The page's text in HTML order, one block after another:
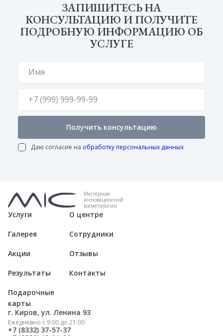
ЗАПИШИТЕСЬ НА
КОНСУЛЬТАЦИЮ И ПОЛУЧИТЕ
ПОДРОБНУЮ ИНФОРМАЦИЮ ОБ
УСЛУГЕ
Получить консультацию
Даю согласие на обработку персональных данных
Мастерская
инновационной
косметологии
Услуги О центре
Галерея Сотрудники
Акции Отзывы
Результаты Контакты
Подарочные
карты
г. Киров, ул. Ленина 93
Ежедневно с 9:00 до 21:00
+7 (8332) 37-57-37